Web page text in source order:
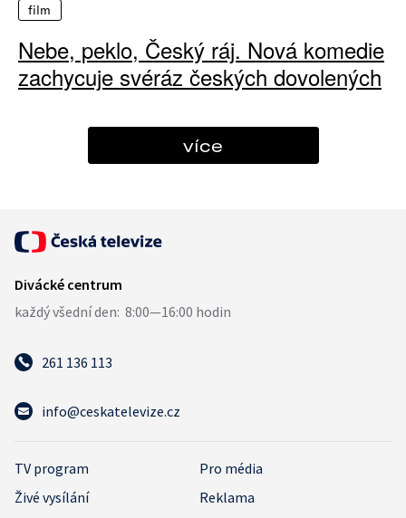
film
Nebe, peklo, Český ráj. Nová komedie
zachycuje svéráz českých dovolených
více
261 136 113
info@ceskatelevize.cz
TV program
Pro média
Živé vysílání
Reklama